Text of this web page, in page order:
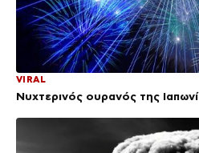
VIRAL
Νυχτερινός ουρανός της